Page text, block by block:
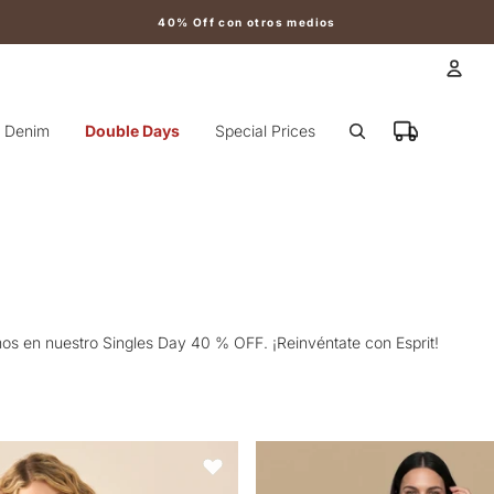
40% Off con otros medios
Denim Double Days Special Prices
en nuestro Singles Day 40 % OFF. ¡Reinvéntate con Esprit!
capucha para mujer - Azul
Favoritos
Camiseta manga corta bordada